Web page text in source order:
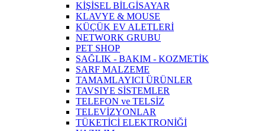
KİŞİSEL BİLGİSAYAR
KLAVYE & MOUSE
KÜÇÜK EV ALETLERİ
NETWORK GRUBU
PET SHOP
SAĞLIK - BAKIM - KOZMETİK
SARF MALZEME
TAMAMLAYICI ÜRÜNLER
TAVSIYE SİSTEMLER
TELEFON ve TELSİZ
TELEVİZYONLAR
TÜKETİCİ ELEKTRONİĞİ